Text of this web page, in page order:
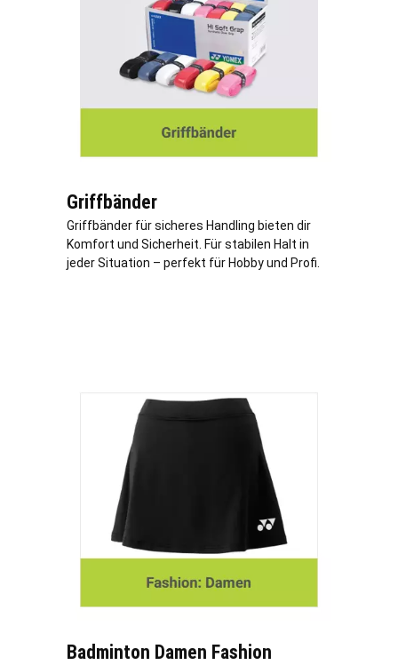
Griffbänder
Griffbänder für sicheres Handling bieten dir
Komfort und Sicherheit. Für stabilen Halt in
jeder Situation – perfekt für Hobby und Profi.
Badminton Damen Fashion